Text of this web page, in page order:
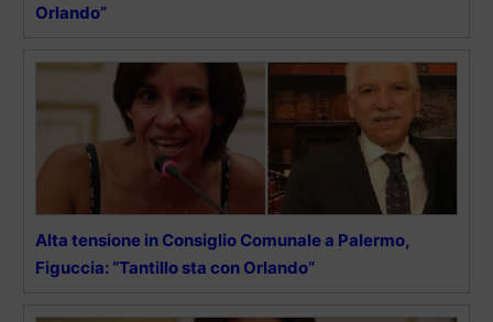
Orlando”
Alta tensione in Consiglio Comunale a Palermo,
Figuccia: “Tantillo sta con Orlando”